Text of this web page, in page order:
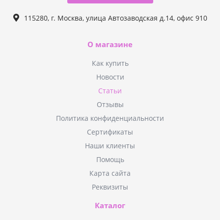
115280, г. Москва, улица Автозаводская д.14, офис 910
О магазине
Как купить
Новости
Статьи
Отзывы
Политика конфиденциальности
Сертификаты
Наши клиенты
Помощь
Карта сайта
Реквизиты
Каталог